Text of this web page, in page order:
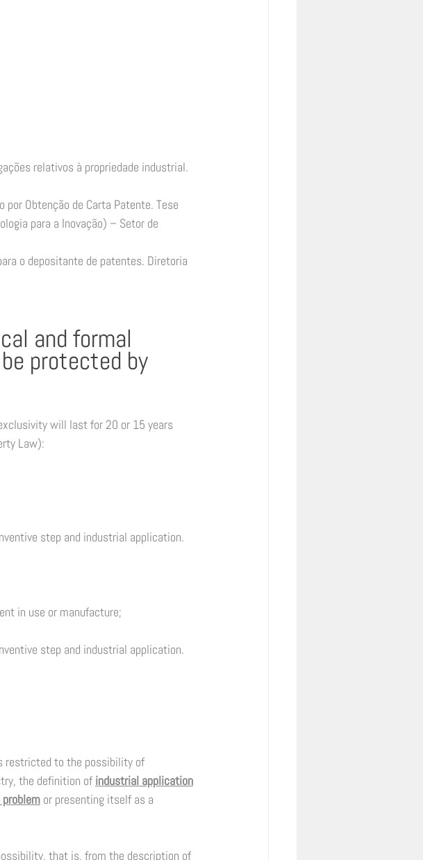
relativos à propriedade industrial.
por Obtenção de Carta Patente. Tese
para a Inovação) – Setor de
para o depositante de patentes. Diretoria
and formal
protected by
will last for 20 or 15 years
Law):
step and industrial application.
in use or manufacture;
step and industrial application.
restricted to the possibility of
the definition of industrial application
or presenting itself as a
that is, from the description of